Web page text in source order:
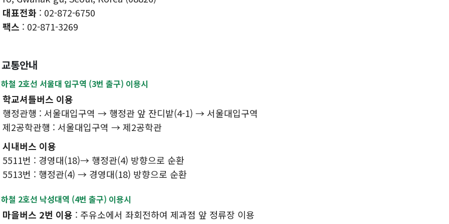
대표전화 : 02-872-6750
팩스 : 02-871-3269
통안내
철 2호선 서울대 입구역 (3번 출구) 이용시
학교셔틀버스 이용
행정관행 : 서울대입구역 → 행정관 앞 잔디밭(4-1) → 서울대입구역
제2공학관행 : 서울대입구역 → 제2공학관
시내버스 이용
5511번 : 경영대(18)→ 행정관(4) 방향으로 순환
5513번 : 행정관(4) → 경영대(18) 방향으로 순환
철 2호선 낙성대역 (4번 출구) 이용시
마을버스 2번 이용 : 주유소에서 좌회전하여 제과점 앞 정류장 이용